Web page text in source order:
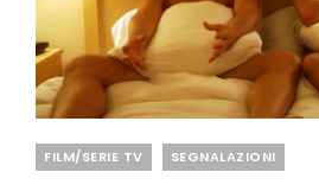
Categories
FILM/SERIE TV SEGNALAZIONI